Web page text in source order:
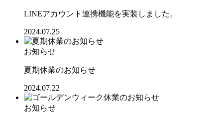
LINEアカウント連携機能を実装しました。
2024.07.25
お知らせ
夏期休業のお知らせ
2024.07.22
お知らせ